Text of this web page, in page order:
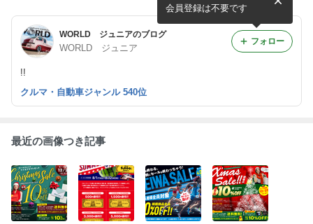
WORLD ジュニアのブログ
WORLD ジュニア
!!
会員登録は不要です
フォロー
クルマ・自動車ジャンル 540位
最近の画像つき記事